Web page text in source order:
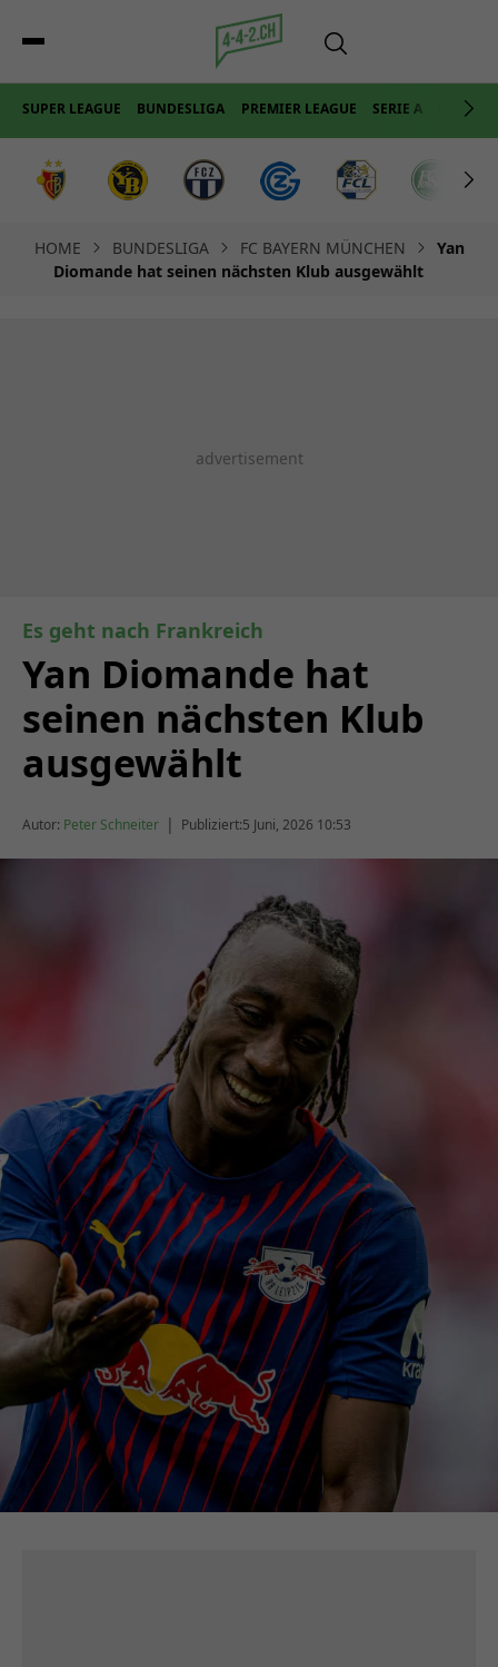
SUPER LEAGUE BUNDESLIGA PREMIER LEAGUE SERIE A LA LIGA
HOME BUNDESLIGA FC BAYERN MÜNCHEN
Yan
Diomande hat seinen nächsten Klub ausgewählt
Es geht nach Frankreich
Yan Diomande hat
seinen nächsten Klub
ausgewählt
Autor: Peter Schneiter | Publiziert:5 Juni, 2026 10:53